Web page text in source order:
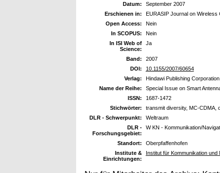
Datum:
September 2007
Erschienen in:
EURASIP Journal on
Open Access:
Nein
In SCOPUS:
Nein
In ISI Web of
Science:
Ja
Band:
2007
DOI:
10.1155/2007/60654
Verlag:
Hindawi Publishing Corporation
Name der Reihe:
Special Issue on Smart
ISSN:
1687-1472
Stichwörter:
transmit diversity, MC-CDMA,
DLR - Schwerpunkt:
Weltraum
DLR -
Forschungsgebiet:
W KN - Kommunikation/
Standort:
Oberpfaffenhofen
Institute &
Einrichtungen:
Institut für Kommunikation